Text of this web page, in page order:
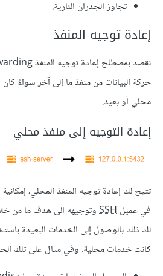
تجاوز الجدران النارية.
إعادة توجيه المنفذ
حركة البيانات من منفذ ما إلى آخر سواءً
محلي أو بعيد.
إعادة التوجيه إلى منفذ محلي
تتيح لك إعادة توجيه المنفذ المحلي،
في عميل SSHوتوجيهه إلى هدف ما من
لك ذلك بالوصول إلى الخدمات البعيدة
كانت خدمات محلية. وفي مثال على تلك